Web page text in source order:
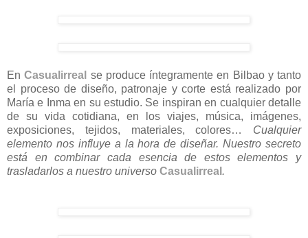
EnCasualirreal se produce íntegramente en Bilbao y tanto
el proceso de diseño, patronaje y corte está realizado por
María e Inma en su estudio. Se inspiran en cualquier detalle
de su vida cotidiana, en los viajes, música, imágenes,
exposiciones, tejidos, materiales, colores… Cualquier
elemento nos influye a la hora de diseñar. Nuestro secreto
está en combinar cada esencia de estos elementos y
trasladarlos a nuestro universo Casualirreal .